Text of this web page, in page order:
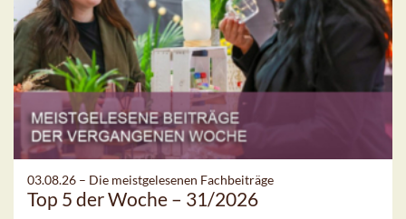
03.08.26 – Die meistgelesenen Fachbeiträge
Top 5 der Woche – 31/2026